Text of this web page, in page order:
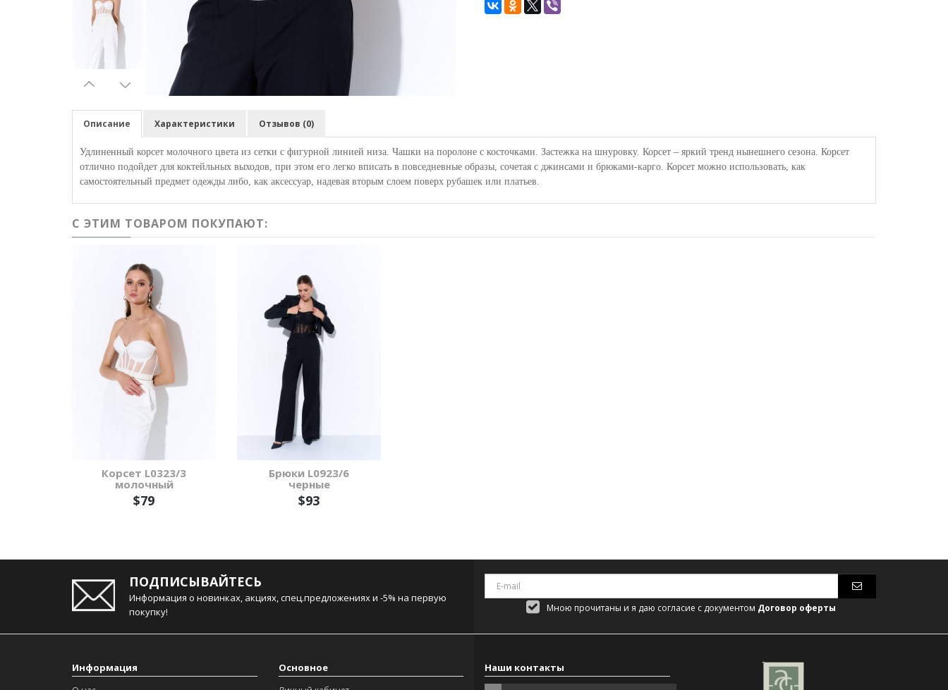
Описание Характеристики Отзывов (0)
Удлиненный корсет молочного цвета из сетки с фигурной линией низа. Чашки на поролоне с косточками. Застежка на шнуровку. Корсет – яркий тренд нынешнего сезона. Корсет
отлично подойдет для коктейльных выходов, при этом его легко вписать в повседневные образы, сочетая с джинсами и брюками-карго. Корсет можно использовать, как
самостоятельный предмет одежды либо, как аксессуар, надевая вторым слоем поверх рубашек или платьев.
С ЭТИМ ТОВАРОМ ПОКУПАЮТ:
Корсет L0323/3
молочный
$79
Брюки L0923/6
черные
$93
ПОДПИСЫВАЙТЕСЬ
Информация о новинках, акциях, спец.предложениях и -5% на первую
покупку!
Мною прочитаны и я даю согласие с документом Договор оферты
Информация Основное Наши контакты